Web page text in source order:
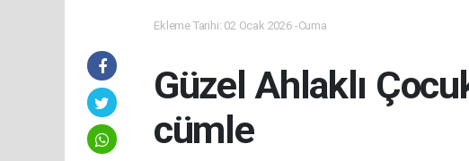
Ekleme Tarihi: 02 Ocak 2026 -Cuma
Güzel Ahlaklı
cümle